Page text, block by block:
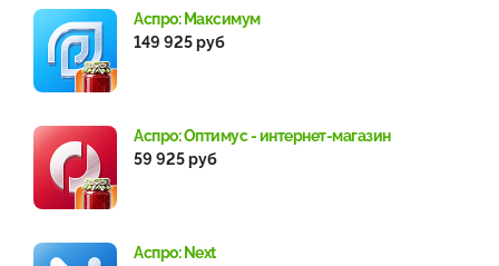
Аспро: Максимум
149 925 руб
Аспро: Оптимус - интернет-магазин
59 925 руб
Аспро: Next